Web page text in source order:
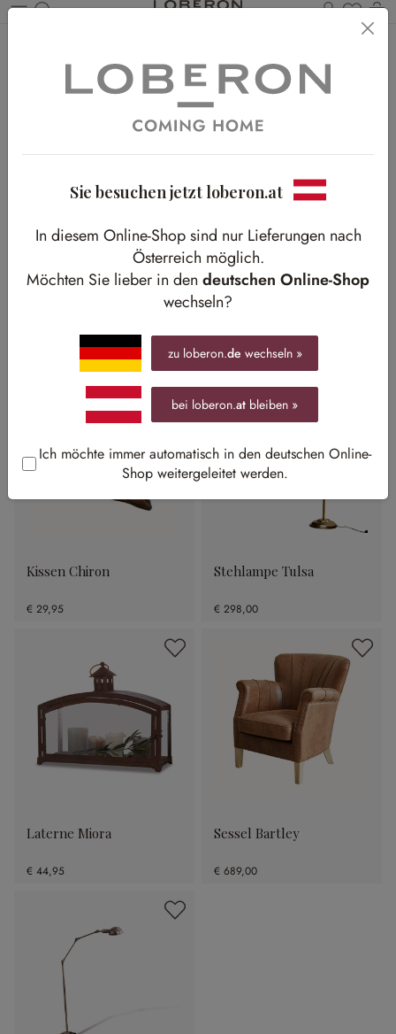
Du
Colorful nature
Die Farbenpracht der Natur im Wohnzimmer
Kissen Chiron
€ 29,95
Stehlampe Tulsa
€ 298,00
Laterne Miora
€ 44,95
Sessel Bartley
€ 689,00
Sie besuchen jetzt loberon.at
In diesem Online-Shop sind nur Lieferungen nach
Österreich möglich.
Möchten Sie lieber in den deutschen Online-Shop
wechseln?
zu loberon.de wechseln »
bei loberon.at bleiben »
Ich möchte immer automatisch in den deutschen Online-
Shop weitergeleitet werden.